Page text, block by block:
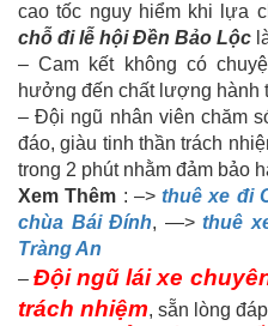
cao tốc nguy hiểm khi lựa
chỗ đi lễ hội Đền Bảo Lộc
– Cam kết không có
hưởng đến chất lượng hành
– Đội ngũ nhân viên chăm
đáo, giàu tinh thần trách
trong 2 phút nhằm đảm bảo
Xem Thêm : –> thuê xe đi
chùa Bái Đính, —> thuê
Tràng An
–Đội ngũ lái xe
trách nhiệm, sẵn lòng